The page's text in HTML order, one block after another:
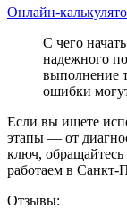
Онлайн-
С чего
надежного
выполнение
ошибки
Если вы ищете
этапы — от
ключ,
работаем в Санкт-
Отзывы: